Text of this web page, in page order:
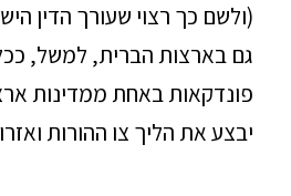
(ולשם כך רצוי שעורך הדין
גם בארצות הברית, למשל,
פונדקאות באחת ממדינות
יבצע את הליך צו ההורות